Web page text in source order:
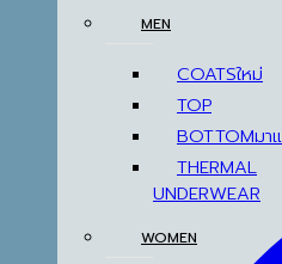
MEN
COATS
TOP
BOTTOM
THERMAL
UNDERWEAR
WOMEN